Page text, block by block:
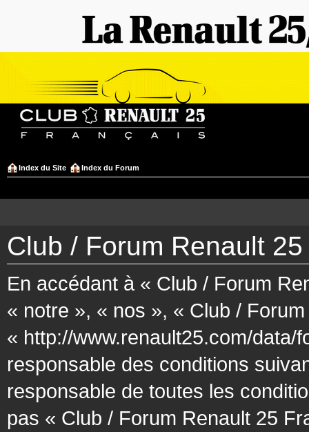
Index du Site Index du Forum
Club / Forum Renault
En accédant à « Club / Forum
« notre », « nos », « Club /
« http://www.renault25.com/data/
responsable des conditions
responsable de toutes les
pas « Club / Forum Renault 25